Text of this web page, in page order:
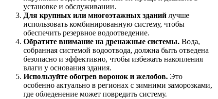
установке и обслуживании.
Для крупных или многоэтажных зданий лучше
использовать комбинированную систему, чтобы
обеспечить резервное водоотведение.
Обратите внимание на дренажные системы. Вода,
собранная системой водоотвода, должна быть отведена
безопасно и эффективно, чтобы избежать накопления
влаги у основания здания.
Используйте обогрев воронок и желобов. Это
особенно актуально в регионах с зимними заморозками,
где обледенение может повредить систему.